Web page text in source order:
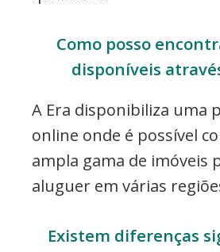
Como posso
disponíveis
A Era disponibiliza uma
online onde é possível
ampla gama de imóveis
aluguer em várias
Existem diferenças